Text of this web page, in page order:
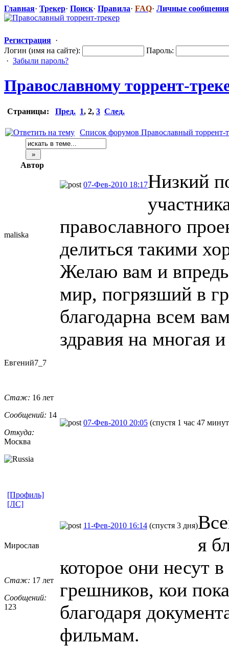
Главная· Трекер· Поиск· Правила· FAQ· Личные сообщения
Регистрация ·
Логин (имя на сайте):
Пароль:
· Забыли пароль?
Православном​у торрент-трек
Страницы: Пред. 1, 2, 3 След.
Список форумов Православный торрент-
Автор
maliska
07-Фев-2010 18:17Низкий
православного
делиться такими
Желаю вам и
мир, погрязший в
благодарна всем
здравия на многая
Евгений7_7
Стаж: 16 лет
Сообщений: 14
Откуда:
Москва
07-Фев-2010 20:05 (спустя 1 час 47
[Профиль]
[ЛС]
Мирослав
Стаж: 17 лет
Сообщений:
123
11-Фев-2010 16:14 (спустя 3 дня)
я
которое они несут
грешников, кои
благодаря
фильмам.